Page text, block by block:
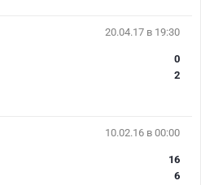
20.04.17 в 19:30
0
2
10.02.16 в 00:00
16
6